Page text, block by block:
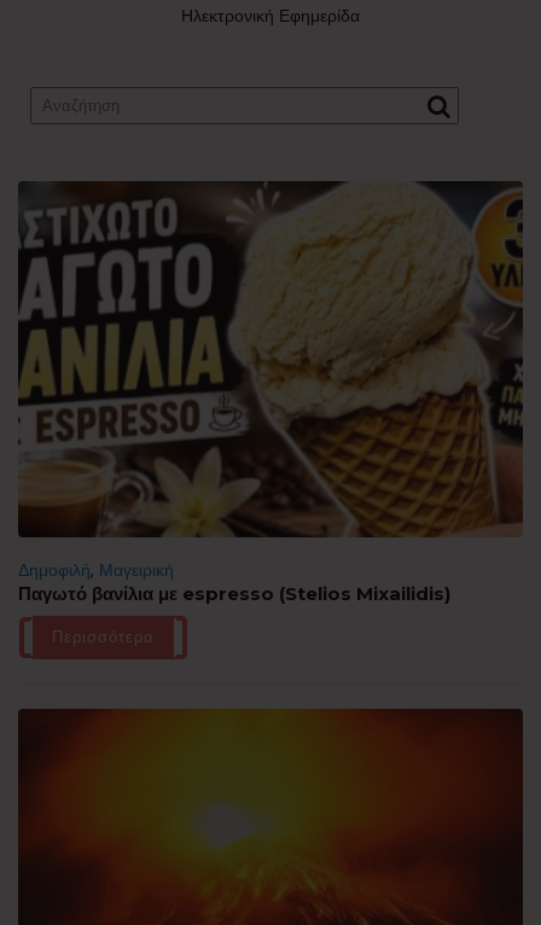
Ηλεκτρονική Εφημερίδα
Δημοφιλή, Μαγειρική
Παγωτό βανίλια με espresso (Stelios Mixailidis)
Περισσότερα